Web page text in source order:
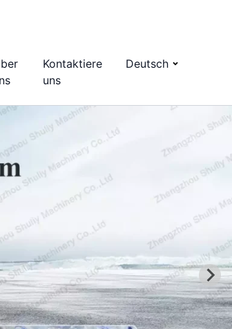
Kontaktiere
uns
Deutsch